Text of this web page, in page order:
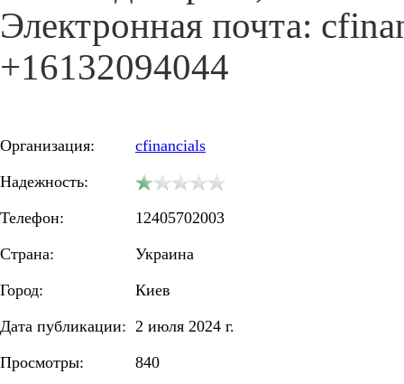
Электронная почта:
+16132094044
Организация:
cfinancials
Надежность:
Телефон:
12405702003
Страна:
Украина
Город:
Киев
Дата публикации: 2 июля 2024 г.
Просмотры:
840